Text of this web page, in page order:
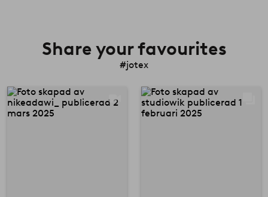
Share your favourites
#jotex